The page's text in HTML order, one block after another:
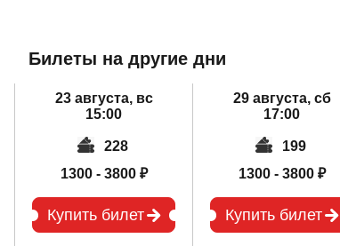
Билеты на другие дни
23 августа, вс
15:00
228
1300 - 3800 ₽
Купить билет
29 августа, сб
17:00
199
1300 - 3800 ₽
Купить билет